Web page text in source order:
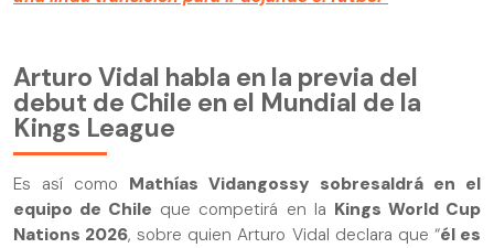
Arturo Vidal habla en la previa del
debut de Chile en el Mundial de la
Kings League
Es así como Mathías Vidangossy sobresaldrá en el
equipo de Chile que competirá en la Kings World Cup
Nations 2026, sobre quien Arturo Vidal declara que “él es